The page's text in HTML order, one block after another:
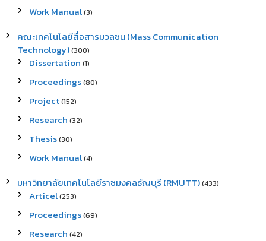
Work Manual(3)
คณะเทคโนโลยีสื่อสารมวลชน (Mass Communication
Technology)(300)
Dissertation (1)
Proceedings(80)
Project(152)
Research (32)
Thesis(30)
Work Manual(4)
มหาวิทยาลัยเทคโนโลยีราชมงคลธัญบุรี (RMUTT)(433)
Articel(253)
Proceedings(69)
Research (42)